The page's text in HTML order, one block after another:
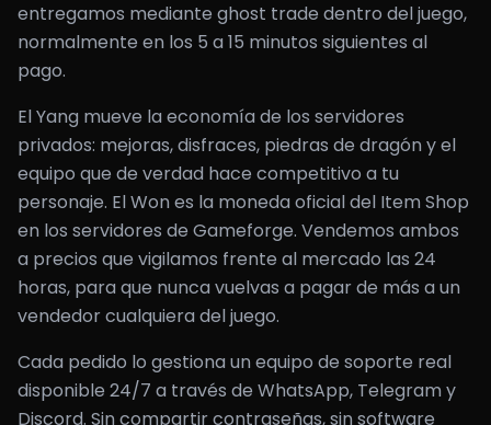
entregamos mediante ghost trade dentro del juego,
normalmente en los 5 a 15 minutos siguientes al
pago.
El Yang mueve la economía de los servidores
privados: mejoras, disfraces, piedras de dragón y el
equipo que de verdad hace competitivo a tu
personaje. El Won es la moneda oficial del Item Shop
en los servidores de Gameforge. Vendemos ambos
a precios que vigilamos frente al mercado las 24
horas, para que nunca vuelvas a pagar de más a un
vendedor cualquiera del juego.
Cada pedido lo gestiona un equipo de soporte real
disponible 24/7 a través de WhatsApp, Telegram y
Discord. Sin compartir contraseñas, sin software